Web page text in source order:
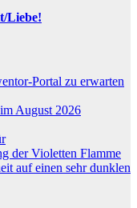
Liebe!
Portal zu erwarten
August 2026
der Violetten Flamme
auf einen sehr dunklen